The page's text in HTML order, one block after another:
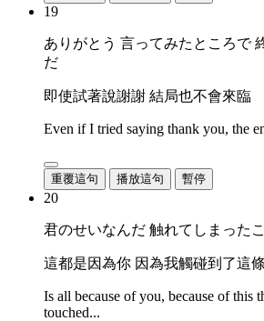
19
ありがとう 言ってみたところで
だ
即使試著說謝謝 結局也不會來臨
Even if I tried saying thank you, the
重覆這句 播放這句 暫停
20
君のせいなんだ 触れてしまった
這都是因為你 因為我觸碰到了這
Is all because of you, because of this
touched...